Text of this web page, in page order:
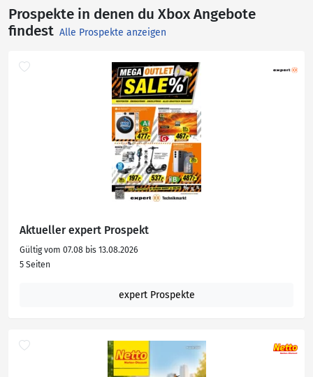
Prospekte in denen du Xbox Angebote
findest Alle Prospekte anzeigen
Aktueller expert Prospekt
Gültig vom 07.08 bis 13.08.2026
5 Seiten
expert Prospekte